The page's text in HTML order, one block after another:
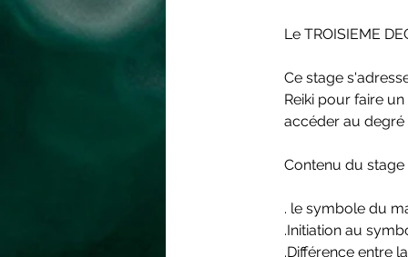
Le TROISIEME
Ce stage
Reiki pour faire
accéder au degré
Contenu du stage
. le symbole du
.Initiation au
.Différence entre